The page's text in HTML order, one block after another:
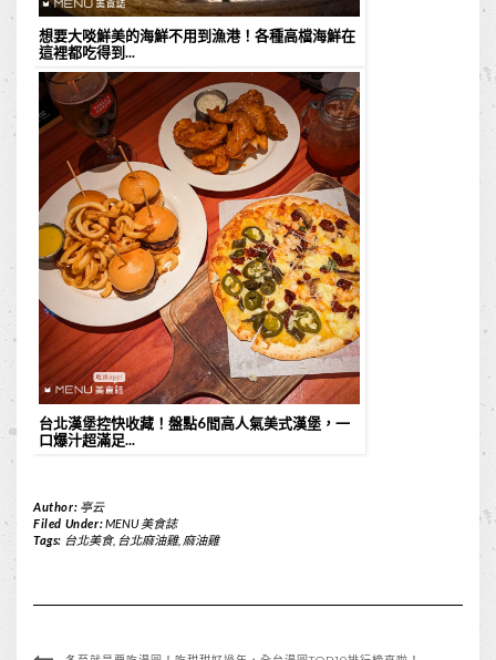
想要大啖鮮美的海鮮不用到漁港！各種高檔海鮮在
這裡都吃得到...
台北漢堡控快收藏！盤點6間高人氣美式漢堡，一
口爆汁超滿足...
Author: 亭云
Filed Under:MENU 美食誌
Tags: 台北美食, 台北麻油雞, 麻油雞